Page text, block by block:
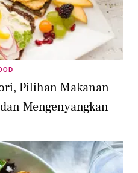
Pilihan Makanan
Mengenyangkan